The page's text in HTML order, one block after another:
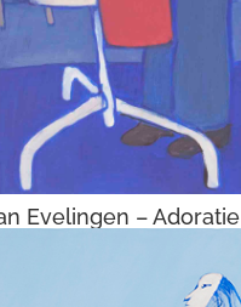
Evelingen – Adoratie